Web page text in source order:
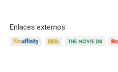
Enlaces externos